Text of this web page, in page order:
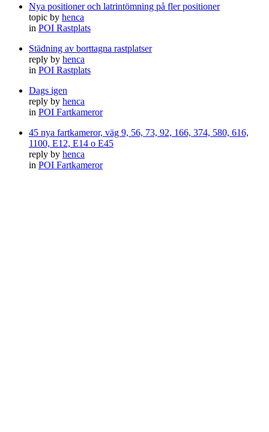
Nya positioner och latrintömning på fler positioner
topic by henca
in POI Rastplats
Städning av borttagna rastplatser
reply by henca
in POI Rastplats
Dags igen
reply by henca
in POI Fartkameror
45 nya fartkameror, väg 9, 56, 73, 92, 166, 374, 580, 616,
1100, E12, E14 o E45
reply by henca
in POI Fartkameror